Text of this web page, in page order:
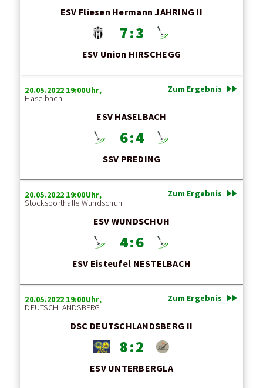
ESV Fliesen Hermann JAHRING II
7 : 3
ESV Union HIRSCHEGG
20.05.2022 19:00Uhr,
Haselbach
ESV HASELBACH
6 : 4
SSV PREDING
Zum Ergebnis fast_forward
20.05.2022 19:00Uhr,
Stocksporthalle Wundschuh
ESV WUNDSCHUH
4 : 6
ESV Eisteufel NESTELBACH
Zum Ergebnis fast_forward
20.05.2022 19:00Uhr,
DEUTSCHLANDSBERG
DSC DEUTSCHLANDSBERG II
8 : 2
ESV UNTERBERGLA
Zum Ergebnis fast_forward